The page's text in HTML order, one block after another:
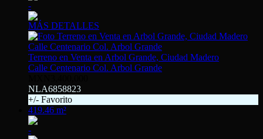
-
MÁS DETALLES
Terreno en Venta en Arbol Grande, Ciudad Madero
Calle Centenario Col. Arbol Grande
NLA6858823
+/- Favorito
419.46 m²
-